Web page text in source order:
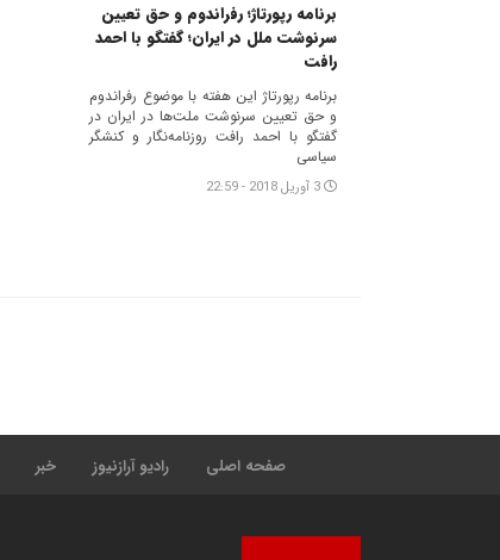
برنامه رپورتاژ؛ رفراندوم و حق تعیین
سرنوشت ملل در ایران؛ گفتگو با احمد
رافت
برنامه رپورتاژ این هفته با موضوع رفراندوم
و حق تعیین سرنوشت ملت‌ها در ایران در
گفتگو با احمد رافت روزنامه‌نگار و کنشگر
سیاسی
3 آوریل 2018 - 22:59
صفحه اصلی رادیو آرازنیوز خبر